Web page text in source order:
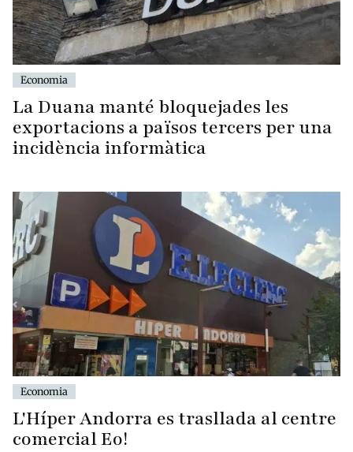
Economia
La Duana manté bloquejades les
exportacions a països tercers per una
incidència informàtica
Economia
L'Híper Andorra es trasllada al centre
comercial Eo!